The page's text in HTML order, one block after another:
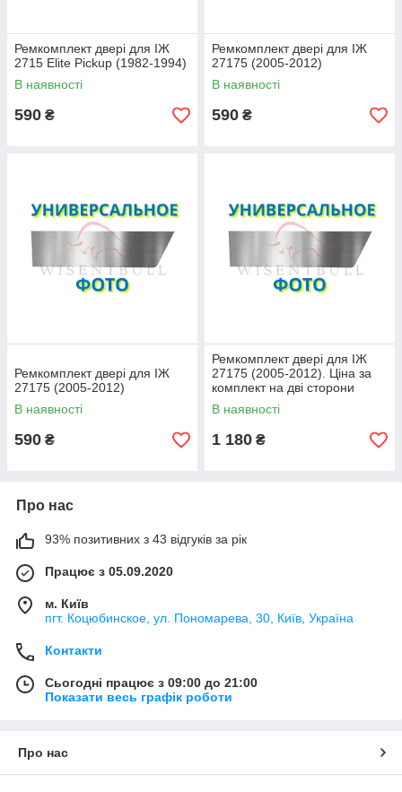
Ремкомплект двері для ІЖ
2715 Elite Pickup (1982-1994)
В наявності
590 ₴
Ремкомплект двері для ІЖ
27175 (2005-2012)
В наявності
590 ₴
Ремкомплект двері для ІЖ
27175 (2005-2012)
В наявності
590 ₴
Ремкомплект двері для ІЖ
27175 (2005-2012). Ціна за
комплект на дві сторони
В наявності
1 180 ₴
Про нас
93% позитивних з 43 відгуків за рік
Працює з 05.09.2020
м. Київ
пгт. Коцюбинское, ул. Пономарева, 30, Київ, Україна
Контакти
Сьогодні працює з 09:00 до 21:00
Показати весь графік роботи
Про нас